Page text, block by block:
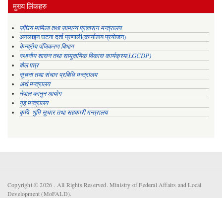
मुख्य लिंकहरु
संघिय मामिला तथा सामान्य प्रशासन मन्त्रालय
अनलाइन घटना दर्ता प्रणाली(कार्यालय प्रयोजन)
केन्द्रीय पंजिकरण बिभाग
स्थानीय शासन तथा सामुदायिक विकास कार्यक्रम(LGCDP)
बोल पत्र
सूचना तथा संचार प्रबिधि मन्त्रालय
अर्थ मन्त्रालय
नेपाल कानुन आयोग
गृह मन्त्रालय
कृषि भुमि सुधार तथा सहकारी मन्त्रालय
Copyright © 2026 . All Rights Reserved. Ministry of Federal Affairs and Local
Development (MoFALD).